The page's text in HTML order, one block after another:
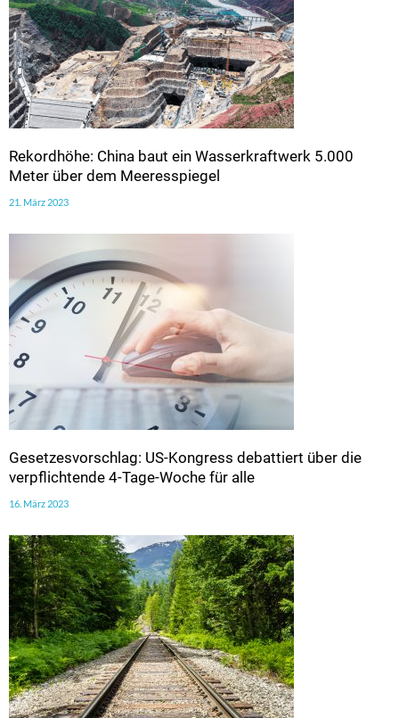
Rekordhöhe: China baut ein Wasserkraftwerk 5.000
Meter über dem Meeresspiegel
21. März 2023
Gesetzesvorschlag: US-Kongress debattiert über die
verpflichtende 4-Tage-Woche für alle
16. März 2023